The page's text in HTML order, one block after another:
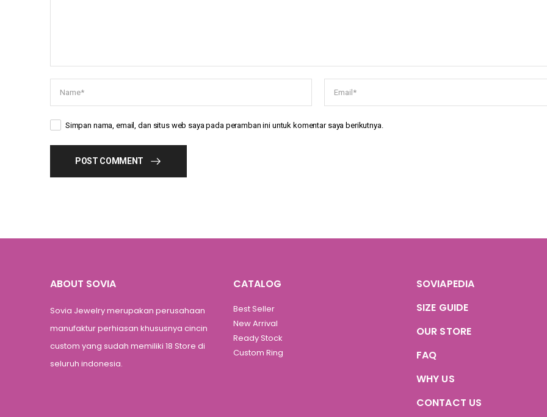
Simpan nama, email, dan situs web saya pada peramban ini untuk komentar saya berikutnya.
POST COMMENT
ABOUT SOVIA
Sovia Jewelry merupakan perusahaan
manufaktur perhiasan khususnya cincin
custom yang sudah memiliki 18 Store di
seluruh indonesia.
CATALOG
Best Seller
New Arrival
Ready Stock
Custom Ring
SOVIAPEDIA
SIZE GUIDE
OUR STORE
FAQ
WHY US
CONTACT US